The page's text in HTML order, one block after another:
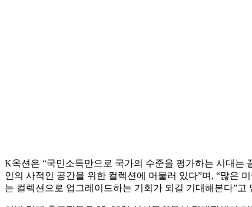
K옥션은 “국민소득만으로 국가의 수준을 평가하는 시대는
인의 사적인 공간을 위한 컬렉션에 머물러 있다”며, “많은
는 컬렉션으로 업그레이드하는 기회가 되길 기대해본다”고